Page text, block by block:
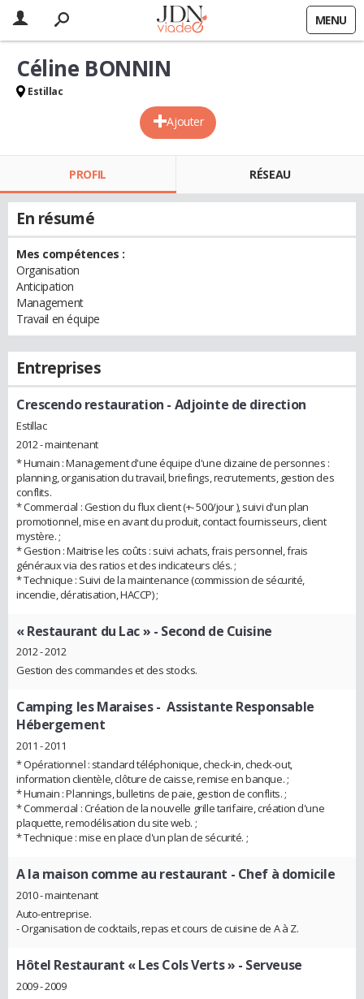
MENU
Ajouter
Céline BONNIN
Estillac
PROFIL RÉSEAU
En résumé
Mes compétences :
Organisation
Anticipation
Management
Travail en équipe
Entreprises
Crescendo restauration - Adjointe de direction
Estillac
2012 - maintenant
* Humain : Management d'une équipe d'une dizaine de personnes :
planning, organisation du travail, briefings, recrutements, gestion des
conflits.
* Commercial : Gestion du flux client (+- 500/jour ), suivi d'un plan
promotionnel, mise en avant du produit, contact fournisseurs, client
mystère. ;
* Gestion : Maitrise les coûts : suivi achats, frais personnel, frais
généraux via des ratios et des indicateurs clés. ;
* Technique : Suivi de la maintenance (commission de sécurité,
incendie, dératisation, HACCP) ;
« Restaurant du Lac » - Second de Cuisine
2012 - 2012
Gestion des commandes et des stocks.
Camping les Maraises- Assistante Responsable
Hébergement
2011 - 2011
* Opérationnel : standard téléphonique, check-in, check-out,
information clientèle, clôture de caisse, remise en banque. ;
* Humain : Plannings, bulletins de paie, gestion de conflits. ;
* Commercial : Création de la nouvelle grille tarifaire, création d'une
plaquette, remodélisation du site web. ;
* Technique : mise en place d'un plan de sécurité. ;
A la maison comme au restaurant - Chef à domicile
2010 - maintenant
Auto-entreprise.
- Organisation de cocktails, repas et cours de cuisine de A à Z.
Hôtel Restaurant « Les Cols Verts » - Serveuse
2009 - 2009